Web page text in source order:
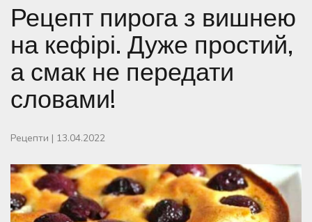
Рецепт пирога з вишнею
на кефірі. Дуже простий,
а смак не передати
словами!
Рецепти | 13.04.2022